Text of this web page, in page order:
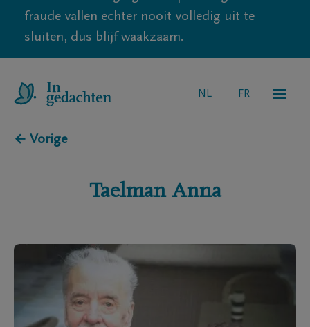
fraude vallen echter nooit volledig uit te
sluiten, dus blijf waakzaam.
NL FR
← Vorige
Taelman Anna